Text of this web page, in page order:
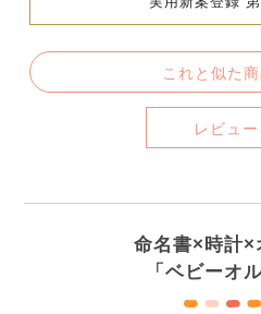
これと似た
レビュー
命名書×時計×
「ベビーオ